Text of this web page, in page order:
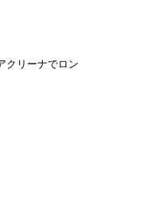
クリーナでロン